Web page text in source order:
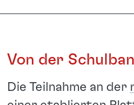
Von der
Die Teilnahme an der